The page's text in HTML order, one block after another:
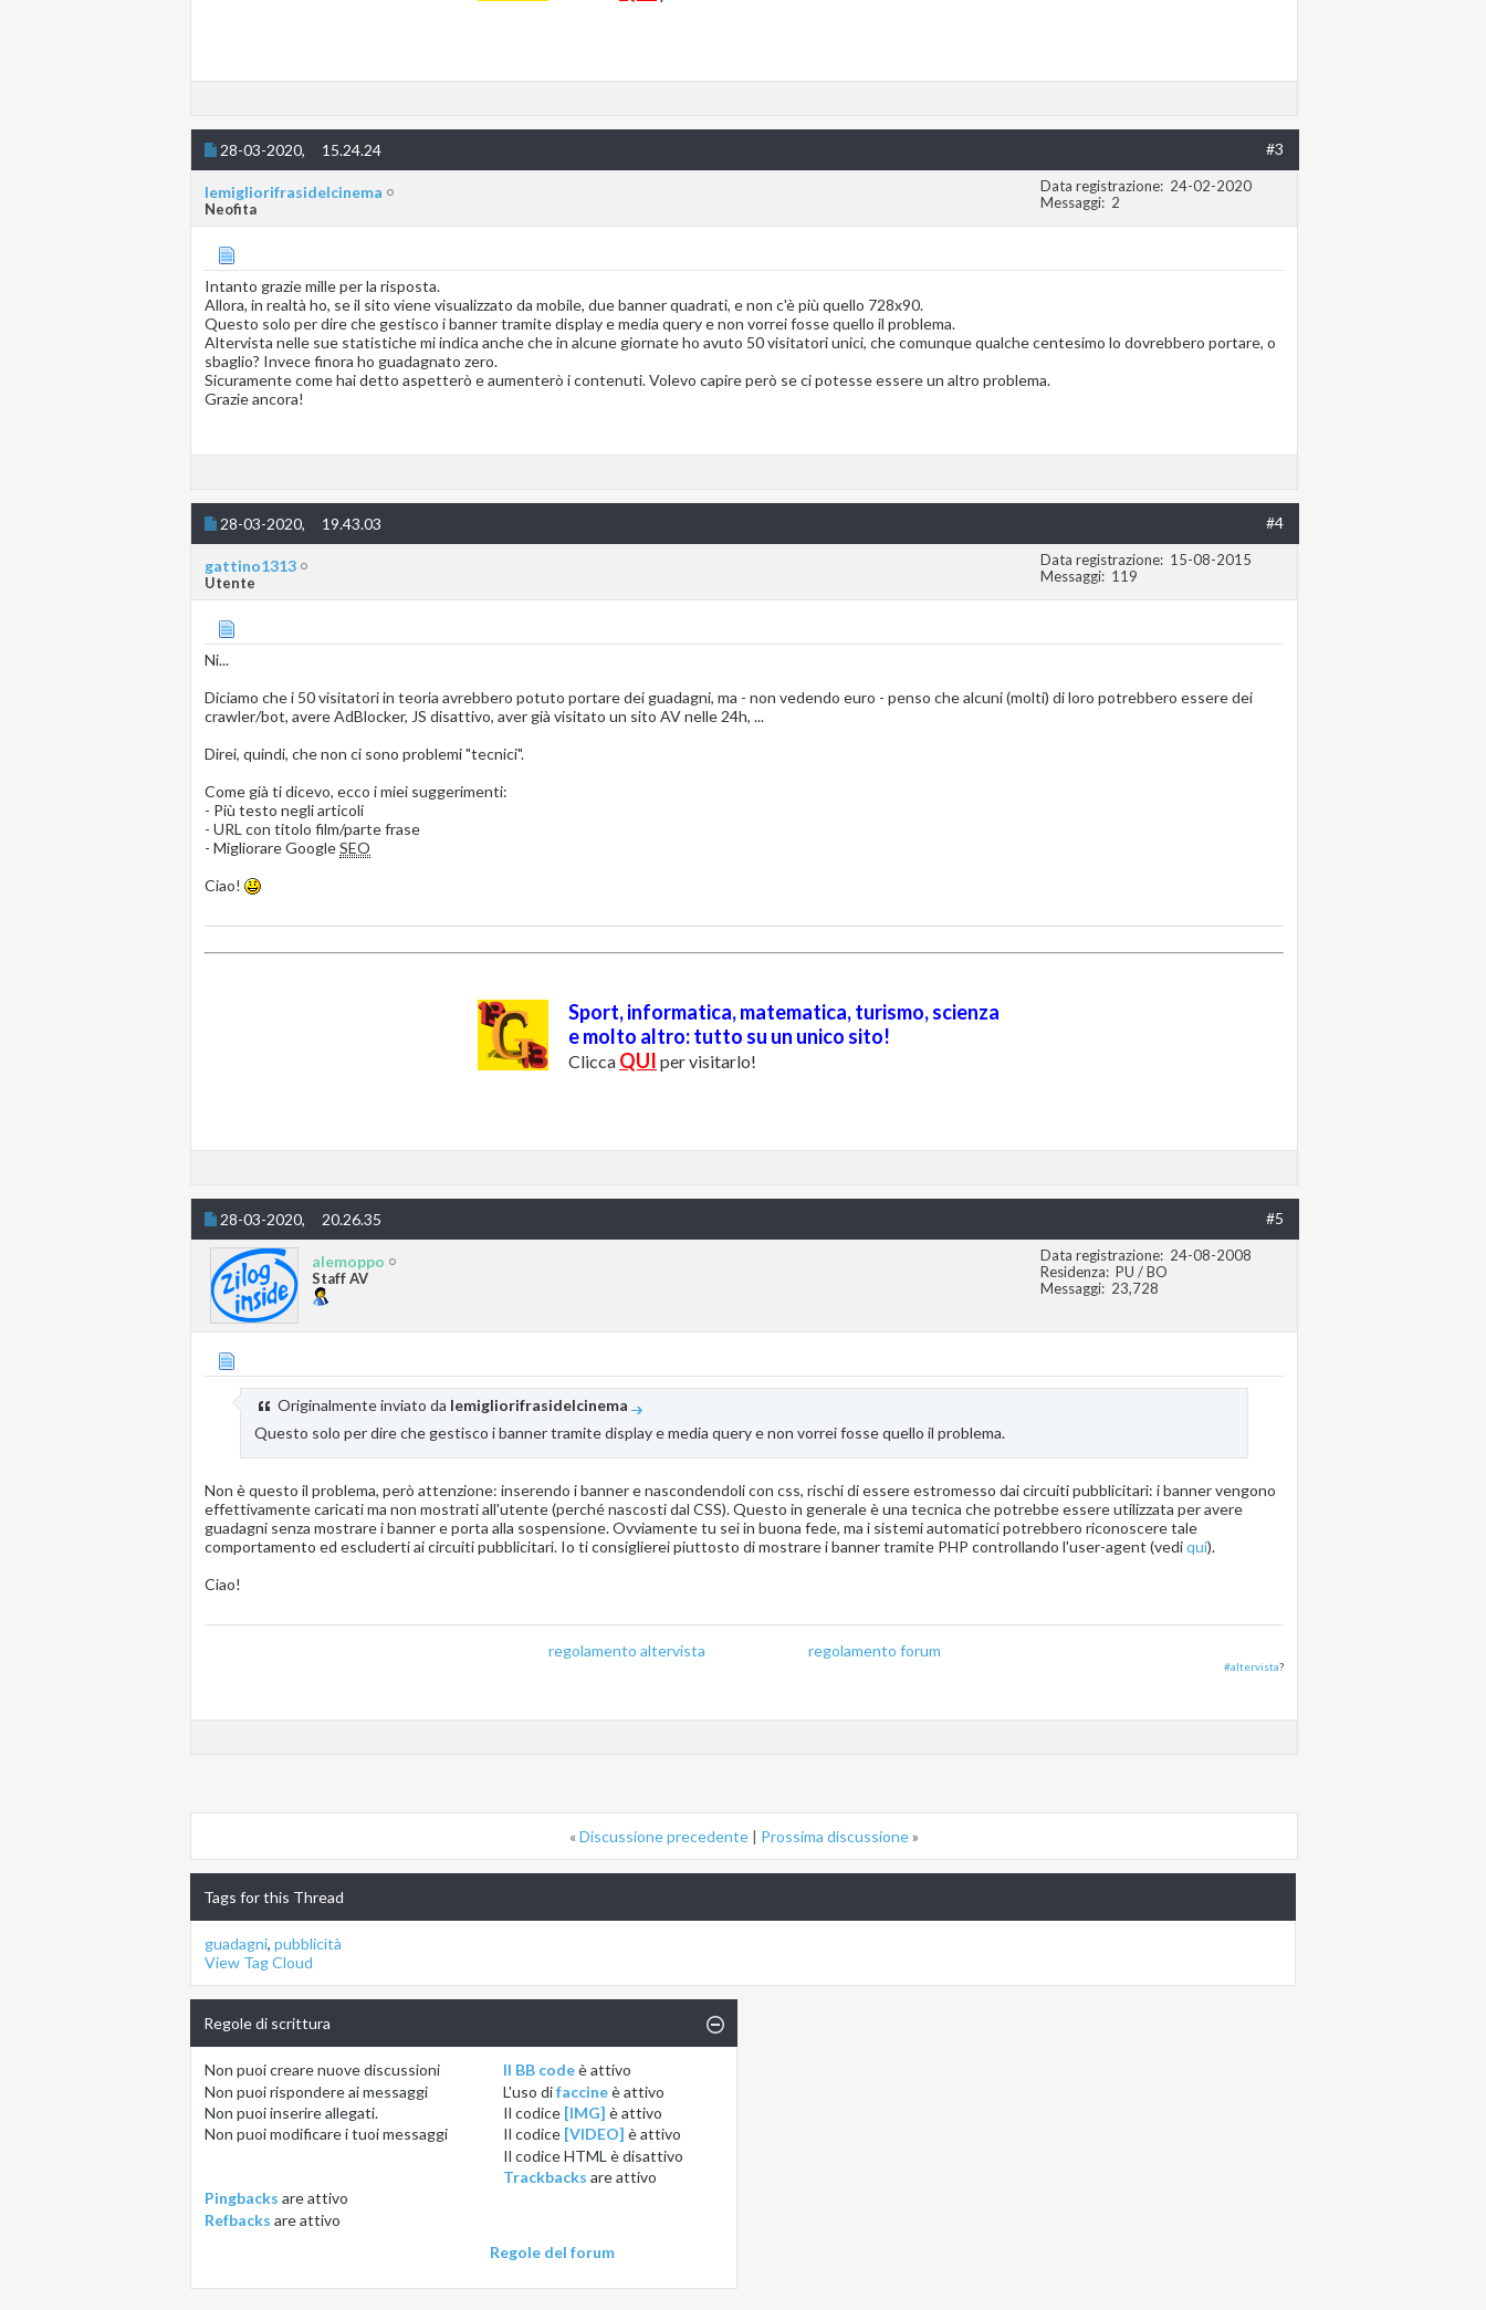
28-03-2020, 15.24.24 #3
lemigliorifrasidelcinema
Neofita
Data registrazione
24-02-2020
Messaggi
2
Intanto grazie mille per la risposta.
Allora, in realtà ho, se il sito viene visualizzato da mobile, due banner quadrati, e non c'è più quello 728x90.
Questo solo per dire che gestisco i banner tramite display e media query e non vorrei fosse quello il problema.
Altervista nelle sue statistiche mi indica anche che in alcune giornate ho avuto 50 visitatori unici, che comunque qualche centesimo lo dovrebbero portare, o
sbaglio? Invece finora ho guadagnato zero.
Sicuramente come hai detto aspetterò e aumenterò i contenuti. Volevo capire però se ci potesse essere un altro problema.
Grazie ancora!
28-03-2020, 19.43.03 #4
gattino1313
Utente
Data registrazione
15-08-2015
Messaggi
119
Ni...
Diciamo che i 50 visitatori in teoria avrebbero potuto portare dei guadagni, ma - non vedendo euro - penso che alcuni (molti) di loro potrebbero essere dei
crawler/bot, avere AdBlocker, JS disattivo, aver già visitato un sito AV nelle 24h, ...
Direi, quindi, che non ci sono problemi "tecnici".
Come già ti dicevo, ecco i miei suggerimenti:
- Più testo negli articoli
- URL con titolo film/parte frase
- Migliorare GoogleSEO
Ciao!
Sport, informatica, matematica, turismo, scienza
e molto altro: tutto su un unico sito!
Clicca QUI per visitarlo!
28-03-2020, 20.26.35 #5
alemoppo
Staff AV
Data registrazione
24-08-2008
Residenza
PU / BO
Messaggi
23,728
Originalmente inviato da lemigliorifrasidelcinema
Questo solo per dire che gestisco i banner tramite display e media query e non vorrei fosse quello il problema.
Non è questo il problema, però attenzione: inserendo i banner e nascondendoli con css, rischi di essere estromesso dai circuiti pubblicitari: i banner vengono
effettivamente caricati ma non mostrati all'utente (perché nascosti dal CSS). Questo in generale è una tecnica che potrebbe essere utilizzata per avere
guadagni senza mostrare i banner e porta alla sospensione. Ovviamente tu sei in buona fede, ma i sistemi automatici potrebbero riconoscere tale
comportamento ed escluderti ai circuiti pubblicitari. Io ti consiglierei piuttosto di mostrare i banner tramite PHP controllando l'user-agent (vediqui).
Ciao!
regolamento altervista regolamento forum
#altervista?
«Discussione precedente | Prossima discussione»
Tags for this Thread
guadagni, pubblicità
View Tag Cloud
Regole di scrittura
Non puoicreare nuove discussioni
Non puoirispondere ai messaggi
Non puoiinserire allegati.
Non puoimodificare i tuoi messaggi
Il BB codeèattivo
L'uso difaccineèattivo
Il codice [IMG] èattivo
Il codice [VIDEO] èattivo
Il codice HTML èdisattivo
Trackbacks areattivo
Pingbacks areattivo
Refbacks areattivo
Regole del forum